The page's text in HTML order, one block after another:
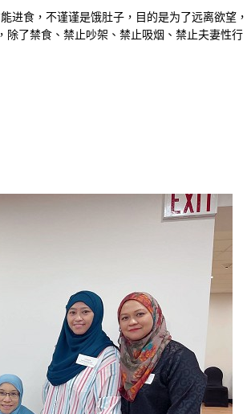
进食，不谨谨是饿肚子，目的是为了远离欲望，
了禁食、禁止吵架、禁止吸烟、禁止夫妻性行